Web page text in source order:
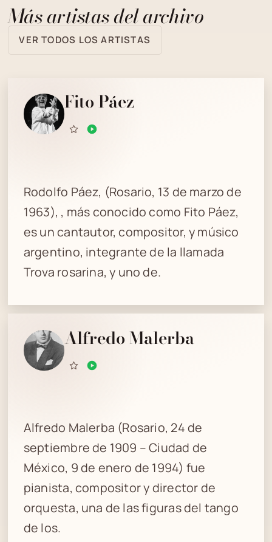
Más artistas del archivo
VER TODOS LOS ARTISTAS
Fito Páez
Rodolfo Páez, (Rosario, 13 de marzo de
1963), , más conocido como Fito Páez,
es un cantautor, compositor, y músico
argentino, integrante de la llamada
Trova rosarina, y uno de.
Alfredo Malerba
Alfredo Malerba (Rosario, 24 de
septiembre de 1909 – Ciudad de
México, 9 de enero de 1994) fue
pianista, compositor y director de
orquesta, una de las figuras del tango
de los.